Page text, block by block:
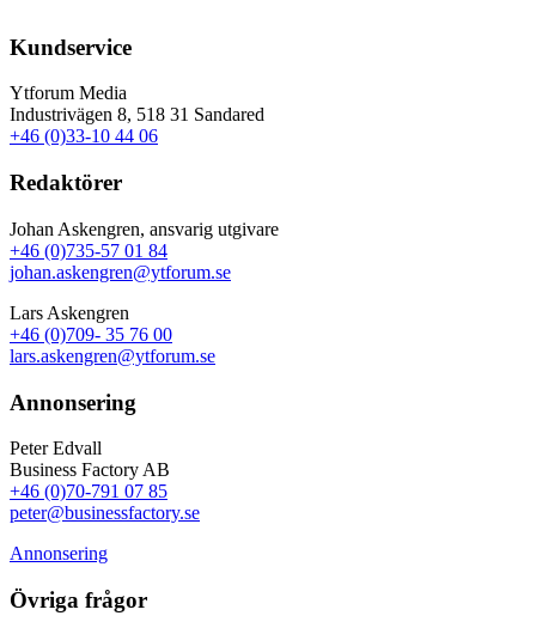
Kundservice
Ytforum Media
Industrivägen 8, 518 31 Sandared
+46 (0)33-10 44 06
Redaktörer
Johan Askengren, ansvarig utgivare
+46 (0)735-57 01 84
johan.askengren@ytforum.se
Lars Askengren
+46 (0)709- 35 76 00
lars.askengren@ytforum.se
Annonsering
Peter Edvall
Business Factory AB
+46 (0)70-791 07 85
peter@businessfactory.se
Annonsering
Övriga frågor